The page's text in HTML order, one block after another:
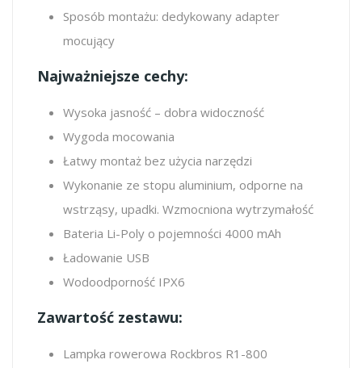
Sposób montażu: dedykowany adapter
mocujący
Najważniejsze cechy:
Wysoka jasność – dobra widoczność
Wygoda mocowania
Łatwy montaż bez użycia narzędzi
Wykonanie ze stopu aluminium, odporne na
wstrząsy, upadki. Wzmocniona wytrzymałość
Bateria Li-Poly o pojemności 4000 mAh
Ładowanie USB
Wodoodporność IPX6
Zawartość zestawu:
Lampka rowerowa Rockbros R1-800